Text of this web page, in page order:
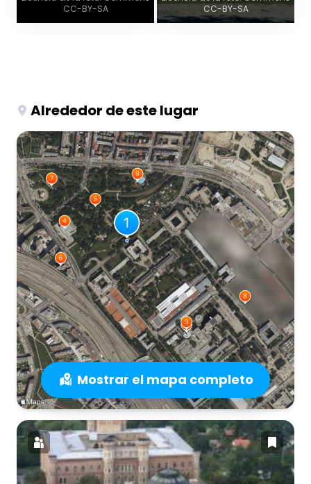
CC-BY-SA
CC-BY-SA
Alrededor de este lugar
Mostrar el mapa completo